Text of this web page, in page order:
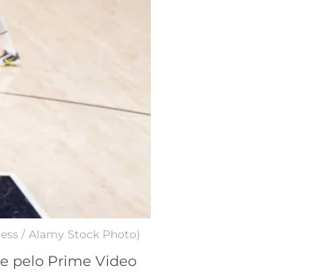
/ Alamy Stock Photo)
pelo Prime Video